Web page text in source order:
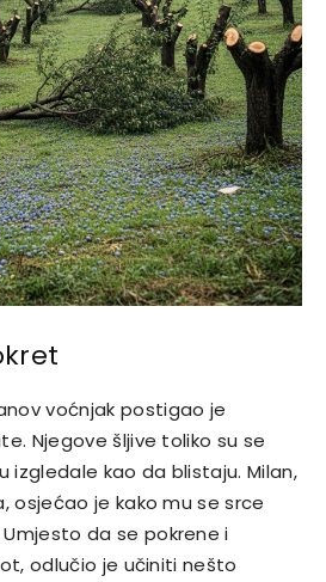
voćnjak postigao je
Njegove šljive toliko su se
izgledale kao da blistaju. Milan,
osjećao je kako mu se srce
da se pokrene i
odlučio je učiniti nešto